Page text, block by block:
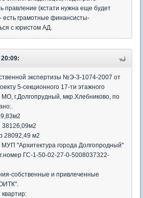
правление (кстати нужна еще будет
есть грамотные финансисты-
с юристом АД.
20:09:
экспертизы №Э-3-1074-2007 от
5-секционного 17-ти этажного
г.Долгопрудный, мкр.Хлебниково, по
28092,49 м2
"Архитектура города Долгопродный"
ГС-1-50-02-27-0-5008037322-
собственные и привлеченные